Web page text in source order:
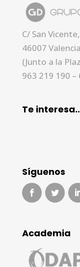
C/ San
46007 Valencia
(Junto a la
963 219 190 –
Te
Síguenos
Academia